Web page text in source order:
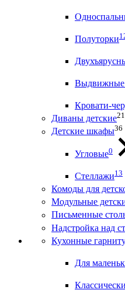
Полуторки
Выдвижные
Кровати-
Диваны детские21
Детские шкафы36
Угловые0
Стеллажи13
Комоды для
Модульные
Письменные
Надстройка над
Кухонные
Для